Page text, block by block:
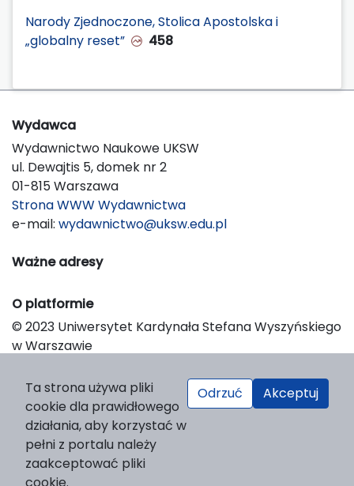
Narody Zjednoczone, Stolica Apostolska i
„globalny reset”
458
Wydawca
Wydawnictwo Naukowe UKSW
ul. Dewajtis 5, domek nr 2
01-815 Warszawa
Strona WWW Wydawnictwa
e-mail: wydawnictwo@uksw.edu.pl
Ważne adresy
O platformie
© 2023 Uniwersytet Kardynała Stefana Wyszyńskiego
w Warszawie
Platform & Workflow by OJS/PKP
Ta strona używa pliki
cookie dla prawidłowego
działania, aby korzystać w
pełni z portalu należy
zaakceptować pliki
Odrzuć Akceptuj